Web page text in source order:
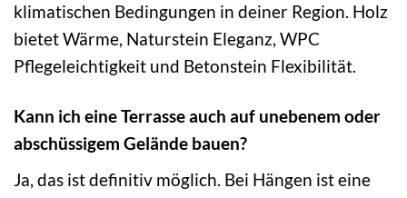
klimatischen Bedingungen in deiner Region. Holz
bietet Wärme, Naturstein Eleganz, WPC
Pflegeleichtigkeit und Betonstein Flexibilität.
Kann ich eine Terrasse auch auf unebenem oder
abschüssigem Gelände bauen?
Ja, das ist definitiv möglich. Bei Hängen ist eine